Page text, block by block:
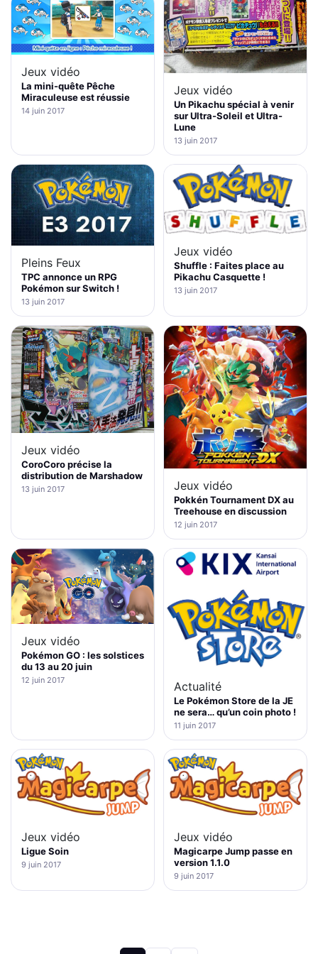
Jeux vidéo
La mini-quête Pêche
Miraculeuse est réussie
14 juin 2017
Jeux vidéo
Un Pikachu spécial à venir
sur Ultra-Soleil et Ultra-
Lune
13 juin 2017
Pleins Feux
TPC annonce un RPG
Pokémon sur Switch !
13 juin 2017
Jeux vidéo
Shuffle : Faites place au
Pikachu Casquette !
13 juin 2017
Jeux vidéo
CoroCoro précise la
distribution de Marshadow
13 juin 2017 Jeux vidéo
Pokkén Tournament DX au
Treehouse en discussion
12 juin 2017
Jeux vidéo
Pokémon GO : les solstices
du 13 au 20 juin
12 juin 2017 Actualité
Le Pokémon Store de la JE
ne sera… qu’un coin photo !
11 juin 2017
Jeux vidéo
Ligue Soin
9 juin 2017
Jeux vidéo
Magicarpe Jump passe en
version 1.1.0
9 juin 2017